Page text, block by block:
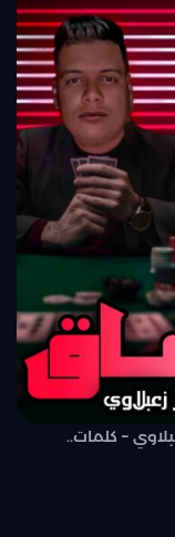
– كلمات..